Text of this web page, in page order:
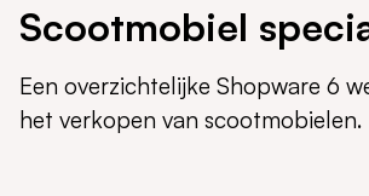
Scootmobiel
Een overzichtelijke Shopware 6
het verkopen van scootmobielen.